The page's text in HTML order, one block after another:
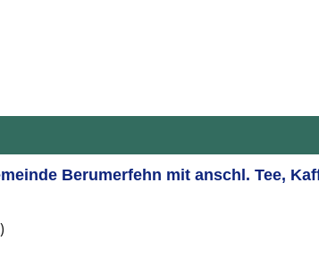
Berumerfehn mit anschl. Tee,